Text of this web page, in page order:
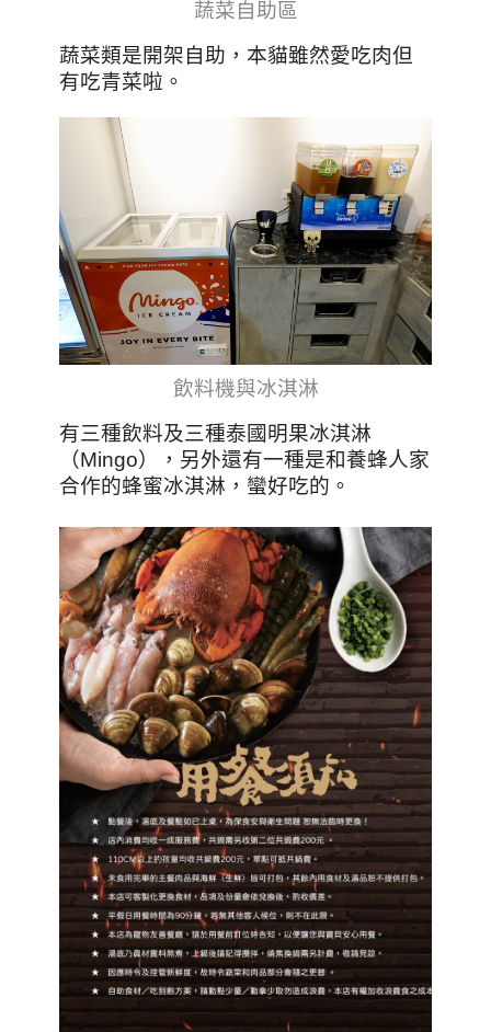
蔬菜自助區
蔬菜類是開架自助，本貓雖然愛吃肉但
有吃青菜啦。
飲料機與冰淇淋
有三種飲料及三種泰國明果冰淇淋
（Mingo），另外還有一種是和養蜂人家
合作的蜂蜜冰淇淋，蠻好吃的。